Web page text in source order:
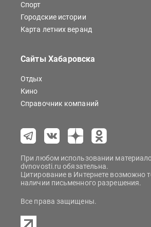
Спорт
Городские истории
Карта летних веранд
Сайты Хабаровска
Отдых
Кино
Справочник компаний
При любом использовании
dvnovosti.ru обязательна.
Цитирование в Интернете возможно
наличии письменного разрешения.
Все права защищены.